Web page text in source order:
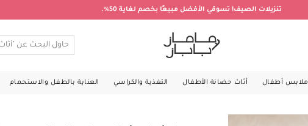
تنزيلات الصيف! تسوقي الأفضل مبيعًا بخصم لغاية 50%.
ملابس أطفال أثاث حضانة الأطفال التغذية والكراسي العناية بالطفل والاستحمام